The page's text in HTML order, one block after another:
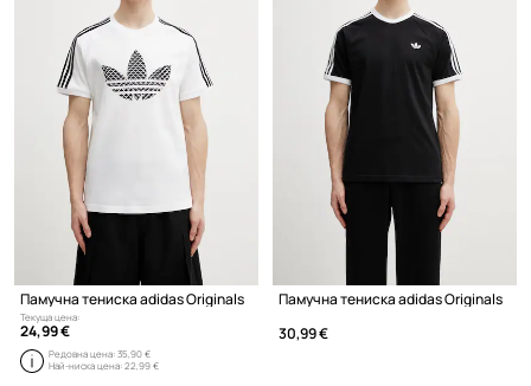
Памучна тениска adidas Originals
Текуща цена:
24,99 €
Редовна цена:35,90 €
Най-ниска цена:22,99 €
Памучна тениска adidas Originals
30,99 €